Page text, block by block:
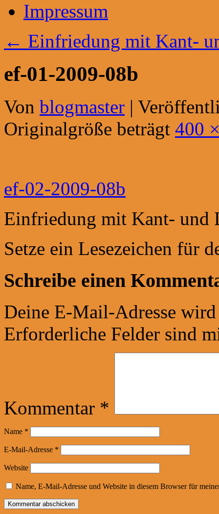
Impressum
← Einfriedung mit Kant-
ef-01-2009-08b
Von blogmaster |
Originalgröße beträgt 400
ef-02-2009-08b
Einfriedung mit Kant- und
Setze ein Lesezeichen für
Schreibe einen
Deine E-Mail-Adresse
Erforderliche Felder sind
Kommentar *
Name *
E-Mail-Adresse *
Website
Name, E-Mail-Adresse und Website in diesem Browser für